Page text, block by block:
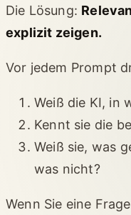
Die Lösung:
explizit zeigen.
Vor jedem Prompt
Weiß die KI, in
Kennt sie die
Weiß sie, was
was nicht?
Wenn Sie eine